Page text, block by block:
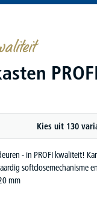
Kies uit 130
- in PROFI kwaliteit!
softclosemechanisme
mm